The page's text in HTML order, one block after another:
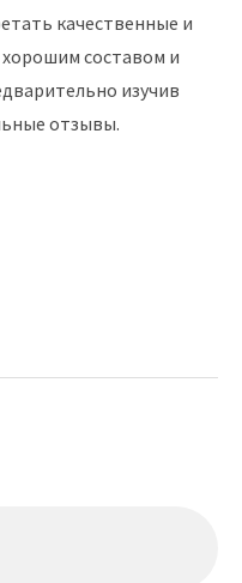
качественные и
составом и
изучив
отзывы.